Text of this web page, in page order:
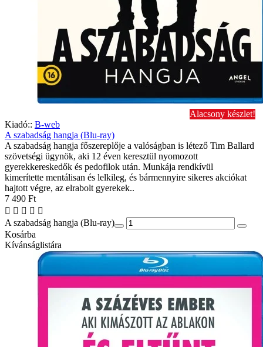
Alacsony készlet!
Kiadó:: B-web
A szabadság hangja (Blu-ray)
A szabadság hangja főszereplője a valóságban is létező Tim Ballard
szövetségi ügynök, aki 12 éven keresztül nyomozott
gyerekkereskedők és pedofilok után. Munkája rendkívül
kimerítette mentálisan és lelkileg, és bármennyire sikeres akciókat
hajtott végre, az elrabolt gyerekek..
7 490 Ft
A szabadság hangja (Blu-ray)
Kosárba
Kívánságlistára